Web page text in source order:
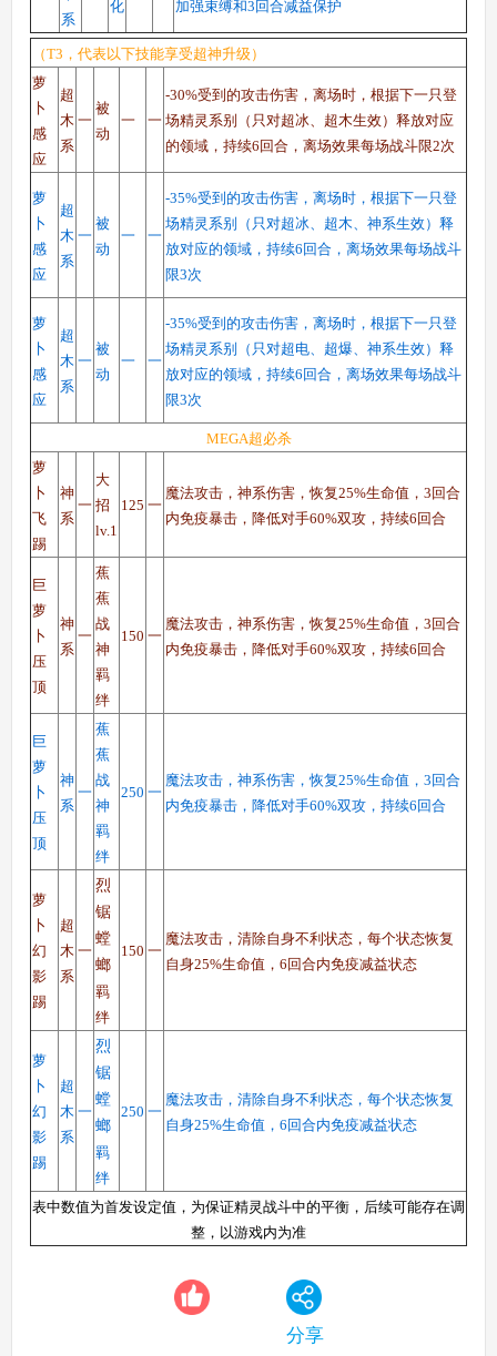
系
化 加强束缚和3回合减益保护
（T3，代表以下技能享受超神升级）
萝
卜
感
应
超
木
系
一
被
动
一 一
-30%受到的攻击伤害，离场时，根据下一只登
场精灵系别（只对超冰、超木生效）释放对应
的领域，持续6回合，离场效果每场战斗限2次
萝
卜
感
应
超
木
系
一
被
动
一 一
-35%受到的攻击伤害，离场时，根据下一只登
场精灵系别（只对超冰、超木、神系生效）释
放对应的领域，持续6回合，离场效果每场战斗
限3次
萝
卜
感
应
超
木
系
一
被
动
一 一
-35%受到的攻击伤害，离场时，根据下一只登
场精灵系别（只对超电、超爆、神系生效）释
放对应的领域，持续6回合，离场效果每场战斗
限3次
MEGA超必杀
萝
卜
飞
踢
神
系
一
大
招
lv.1
125 一
魔法攻击，神系伤害，恢复25%生命值，3回合
内免疫暴击，降低对手60%双攻，持续6回合
巨
萝
卜
压
顶
神
系
一
蕉
蕉
战
神
羁
绊
150 一
魔法攻击，神系伤害，恢复25%生命值，3回合
内免疫暴击，降低对手60%双攻，持续6回合
巨
萝
卜
压
顶
神
系
一
蕉
蕉
战
神
羁
绊
250 一
魔法攻击，神系伤害，恢复25%生命值，3回合
内免疫暴击，降低对手60%双攻，持续6回合
萝
卜
幻
影
踢
超
木
系
一
烈
锯
螳
螂
羁
绊
150 一
魔法攻击，清除自身不利状态，每个状态恢复
自身25%生命值，6回合内免疫减益状态
萝
卜
幻
影
踢
超
木
系
一
烈
锯
螳
螂
羁
绊
250 一
魔法攻击，清除自身不利状态，每个状态恢复
自身25%生命值，6回合内免疫减益状态
表中数值为首发设定值，为保证精灵战斗中的平衡，后续可能存在调
整，以游戏内为准
分享